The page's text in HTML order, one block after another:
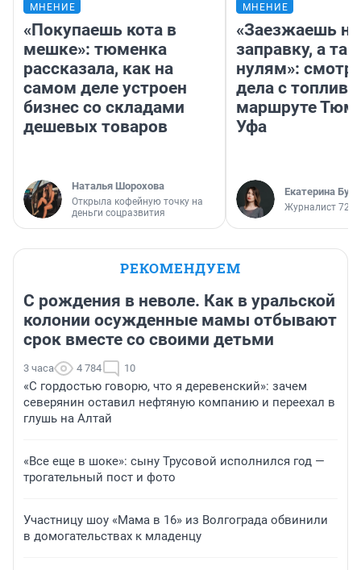
МНЕНИЕ
«Покупаешь кота в
мешке»: тюменка
рассказала, как на
самом деле устроен
бизнес со складами
дешевых товаров
Наталья Шорохова
Открыла кофейную точку на
деньги соцразвития
МНЕНИЕ
«Заезжаешь на
заправку, а
нулям»:
дела с
маршруте
Уфа
Екатерина
Журналист
РЕКОМЕНДУЕМ
С рождения в неволе. Как в уральской
колонии осужденные мамы отбывают
срок вместе со своими детьми
3 часа 4 784 10
«С гордостью говорю, что я деревенский»: зачем
северянин оставил нефтяную компанию и переехал в
глушь на Алтай
«Все еще в шоке»: сыну Трусовой исполнился год —
трогательный пост и фото
Участницу шоу «Мама в 16» из Волгограда обвинили
в домогательствах к младенцу